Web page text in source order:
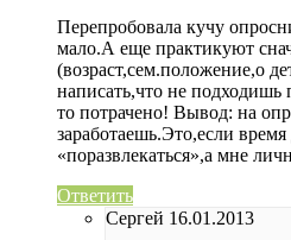
Перепробовала кучу
мало.А еще практикуют
(возраст,сем.положение,о
написать,что не
то потрачено! Вывод: на
заработаешь.Это,если
«поразвлекаться»,а мне
Ответить
Сергей 16.01.2013